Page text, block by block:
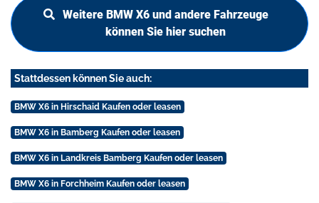
Weitere BMW X6 und andere Fahrzeuge
können Sie hier suchen
Stattdessen können Sie auch:
BMW X6 in Hirschaid Kaufen oder leasen
BMW X6 in Bamberg Kaufen oder leasen
BMW X6 in Landkreis Bamberg Kaufen oder leasen
BMW X6 in Forchheim Kaufen oder leasen